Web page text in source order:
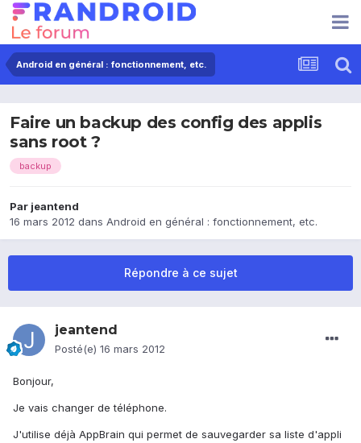
Android en général : fonctionnement, etc.
Faire un backup des config des applis
sans root ?
backup
Par jeantend
16 mars 2012 dans Android en général : fonctionnement, etc.
Répondre à ce sujet
jeantend
Posté(e) 16 mars 2012
Bonjour,
Je vais changer de téléphone.
J'utilise déjà AppBrain qui permet de sauvegarder sa liste d'appli